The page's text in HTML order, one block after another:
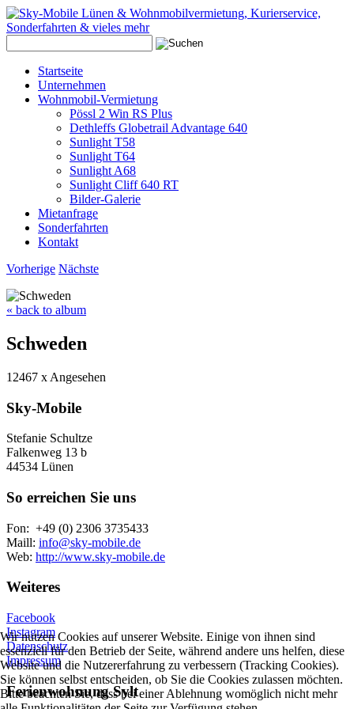
Startseite
Unternehmen
Wohnmobil-Vermietung
Pössl 2 Win RS Plus
Dethleffs Globetrail Advantage 640
Sunlight T58
Sunlight T64
Sunlight A68
Sunlight Cliff 640 RT
Bilder-Galerie
Mietanfrage
Sonderfahrten
Kontakt
Vorherige Nächste
« back to album
Schweden
12467 x Angesehen
Sky-Mobile
Stefanie Schultze
Falkenweg 13 b
44534 Lünen
So erreichen Sie uns
Fon: +49 (0) 2306 3735433
Maill: info@sky-mobile.de
Web: http://www.sky-mobile.de
Weiteres
Facebook
Instagram
Datenschutz
Impressum
Ferienwohnung Sylt
Wir nutzen Cookies auf unserer Website. Einige von ihnen sind
essenziell für den Betrieb der Seite, während andere uns helfen, diese
Website und die Nutzererfahrung zu verbessern (Tracking Cookies).
Sie können selbst entscheiden, ob Sie die Cookies zulassen möchten.
Bitte beachten Sie, dass bei einer Ablehnung womöglich nicht mehr